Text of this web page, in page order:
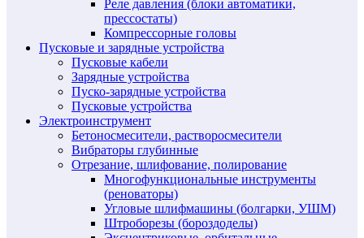
Реле давления (блоки автоматики,
прессостаты)
Компрессорные головы
Пусковые и зарядные устройства
Пусковые кабели
Зарядные устройства
Пуско-зарядные устройства
Пусковые устройства
Электроинструмент
Бетоносмесители, растворосмесители
Вибраторы глубинные
Отрезание, шлифование, полирование
Многофункциональные инструменты
(реноваторы)
Угловые шлифмашины (болгарки, УШМ)
Штроборезы (бороздоделы)